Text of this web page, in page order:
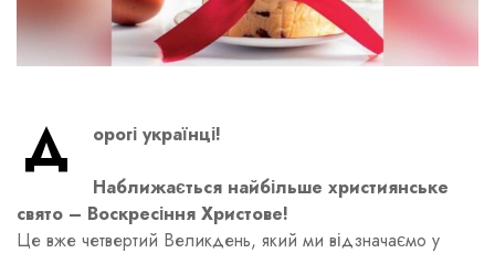
Д орогі українці!
Наближається найбільше християнське
свято – Воскресіння Христове!
Це вже четвертий Великдень, який ми відзначаємо у